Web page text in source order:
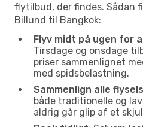
flytilbud, der findes. Sådan
Billund til Bangkok:
Flyv midt på ugen for
Tirsdage og onsdage
priser sammenlignet
med spidsbelastning.
Sammenlign alle
både traditionelle og
aldrig går glip af et